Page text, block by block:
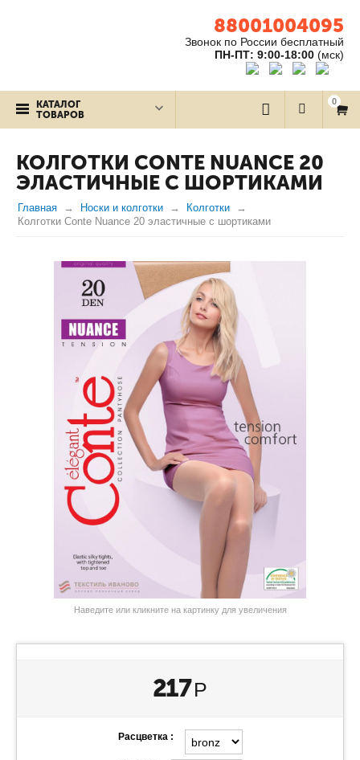
88001004095
Звонок по России бесплатный
ПН-ПТ: 9:00-18:00 (мск)
КАТАЛОГ
ТОВАРОВ
0
КОЛГОТКИ CONTE NUANCE 20
ЭЛАСТИЧНЫЕ С ШОРТИКАМИ
Главная Носки и колготки
Колготки
Колготки Conte Nuance 20 эластичные с шортиками
Наведите или кликните на картинку для увеличения
217 Р
Расцветка :